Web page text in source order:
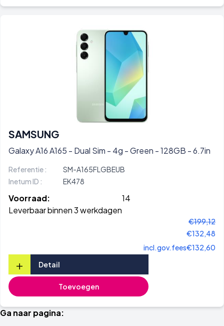
SAMSUNG
Galaxy A16 A165 - Dual Sim - 4g - Green - 128GB - 6.7in
Referentie :
SM-A165FLGBEUB
Inetum ID :
EK478
Voorraad:
14
Leverbaar binnen 3 werkdagen
€199,12
€132,48
incl.gov.fees€132,60
+ Detail
Toevoegen
Ga naar pagina: